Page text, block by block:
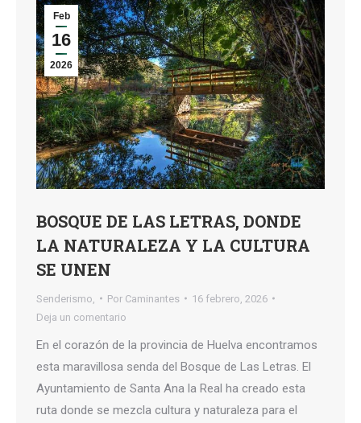
Feb
16
2026
BOSQUE DE LAS LETRAS, DONDE
LA NATURALEZA Y LA CULTURA
SE UNEN
Senderismo, Por Caminantes
16 febrero, 2026
Deja un comentario
En el corazón de la provincia de Huelva encontramos
esta maravillosa senda del Bosque de Las Letras. El
Ayuntamiento de Santa Ana la Real ha creado esta
ruta donde se mezcla cultura y naturaleza para el